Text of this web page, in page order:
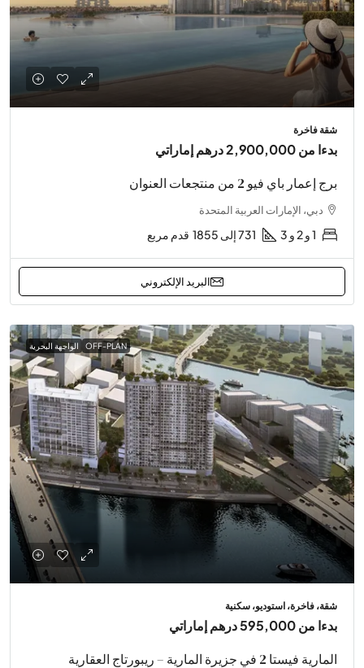
شقة فاخرة
بدءا من2,900,000 درهم إماراتي
برج إعمار باي فيو 2 من منتجعات العنوان
دبي، الإمارات العربية المتحدة
1 و 2 و 3 731 إلى 1855 قدم مربع
البريد الإلكتروني
OFF-PLAN الواجهة البحرية
شقة، فاخرة، استوديو، سكنية
بدءا من595,000 درهم إماراتي
المارية فيستا 2 في جزيرة المارية – ريبورتاج العقارية